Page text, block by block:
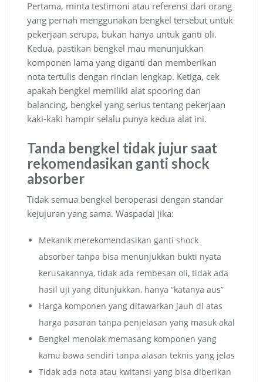
Pertama, minta testimoni atau referensi dari orang
yang pernah menggunakan bengkel tersebut untuk
pekerjaan serupa, bukan hanya untuk ganti oli.
Kedua, pastikan bengkel mau menunjukkan
komponen lama yang diganti dan memberikan
nota tertulis dengan rincian lengkap. Ketiga, cek
apakah bengkel memiliki alat spooring dan
balancing, bengkel yang serius tentang pekerjaan
kaki-kaki hampir selalu punya kedua alat ini.
Tanda bengkel tidak jujur saat
rekomendasikan ganti shock
absorber
Tidak semua bengkel beroperasi dengan standar
kejujuran yang sama. Waspadai jika:
Mekanik merekomendasikan ganti shock
absorber tanpa bisa menunjukkan bukti nyata
kerusakannya, tidak ada rembesan oli, tidak ada
hasil uji yang ditunjukkan, hanya “katanya aus”
Harga komponen yang ditawarkan jauh di atas
harga pasaran tanpa penjelasan yang masuk akal
Bengkel menolak memasang komponen yang
kamu bawa sendiri tanpa alasan teknis yang jelas
Tidak ada nota atau kwitansi yang bisa diberikan